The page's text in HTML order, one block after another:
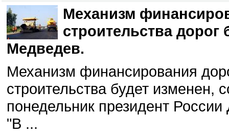
Механизм
строительства дорог
Медведев.
Механизм финансирования
строительства будет изменен,
понедельник президент
"В ...